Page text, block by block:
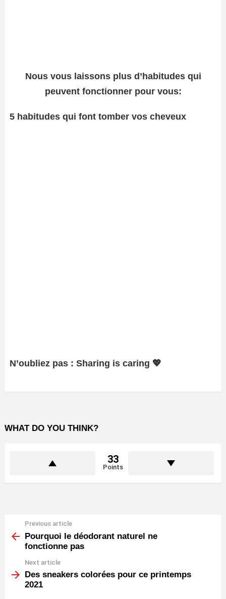
Nous vous laissons plus d’habitudes qui
peuvent fonctionner pour vous:
5 habitudes qui font tomber vos cheveux
N’oubliez pas : Sharing is caring 💖
WHAT DO YOU THINK?
33
Points
more
Previous article
Pourquoi le déodorant naturel ne
fonctionne pas
Next article
Des sneakers colorées pour ce printemps
2021